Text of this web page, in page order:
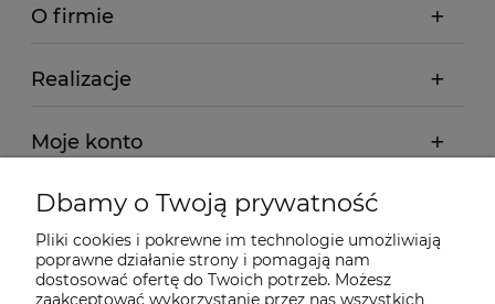
O firmie
Realizacje
Moje konto
Regulamin
Dostawa - realizacja
Dbamy o Twoją prywatność
Pliki cookies i pokrewne im technologie umożliwiają
poprawne działanie strony i pomagają nam
dostosować ofertę do Twoich potrzeb. Możesz
zaakceptować wykorzystanie przez nas wszystkich